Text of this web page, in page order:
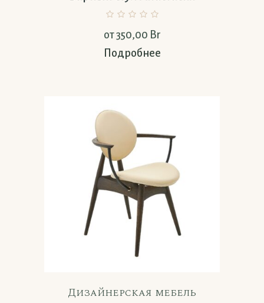
от350,00 Br
Подробнее
Дизайнерская мебель